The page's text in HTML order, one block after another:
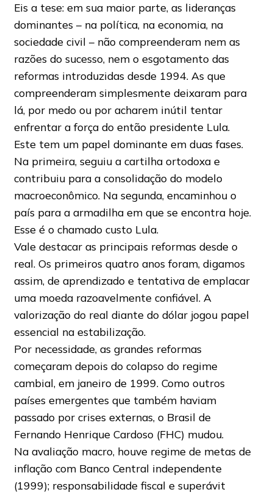
Eis a tese: em sua maior parte, as lideranças
dominantes – na política, na economia, na
sociedade civil – não compreenderam nem as
razões do sucesso, nem o esgotamento das
reformas introduzidas desde 1994. As que
compreenderam simplesmente deixaram para
lá, por medo ou por acharem inútil tentar
enfrentar a força do então presidente Lula.
Este tem um papel dominante em duas fases.
Na primeira, seguiu a cartilha ortodoxa e
contribuiu para a consolidação do modelo
macroeconômico. Na segunda, encaminhou o
país para a armadilha em que se encontra hoje.
Esse é o chamado custo Lula.
Vale destacar as principais reformas desde o
real. Os primeiros quatro anos foram, digamos
assim, de aprendizado e tentativa de emplacar
uma moeda razoavelmente confiável. A
valorização do real diante do dólar jogou papel
essencial na estabilização.
Por necessidade, as grandes reformas
começaram depois do colapso do regime
cambial, em janeiro de 1999. Como outros
países emergentes que também haviam
passado por crises externas, o Brasil de
Fernando Henrique Cardoso (FHC) mudou.
Na avaliação macro, houve regime de metas de
inflação com Banco Central independente
(1999); responsabilidade fiscal e superávit